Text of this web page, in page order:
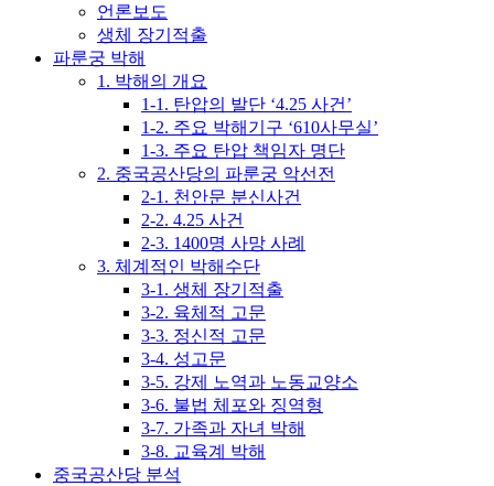
언론보도
생체 장기적출
파룬궁 박해
1. 박해의 개요
1-1. 탄압의 발단 ‘4.25 사건’
1-2. 주요 박해기구 ‘610사무실’
1-3. 주요 탄압 책임자 명단
2. 중국공산당의 파룬궁 악선전
2-1. 천안문 분신사건
2-2. 4.25 사건
2-3. 1400명 사망 사례
3. 체계적인 박해수단
3-1. 생체 장기적출
3-2. 육체적 고문
3-3. 정신적 고문
3-4. 성고문
3-5. 강제 노역과 노동교양소
3-6. 불법 체포와 징역형
3-7. 가족과 자녀 박해
3-8. 교육계 박해
중국공산당 분석